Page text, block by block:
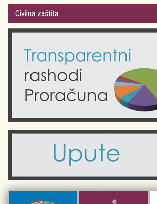
Gradsko vijeće
Odluke Grada Krka (Službene novine PGŽ)
Obrazovanje
Komunalne usluge
Civilni sektor (arhiva udruga)
Sport i rekreacija
Plan Grada Krka
Krk 360° VR panorama
Krk uživo
Fotogalerije
Kalendar događanja
Turistička zajednica otoka Krka
Kulturno-turistička ruta Putovima Frankopana
Civilna zaštita